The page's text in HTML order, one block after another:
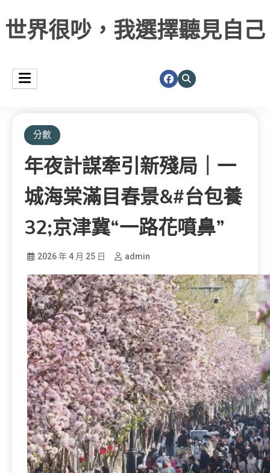
世界很吵，我選擇聽見自己
分數
年夜計謀牽引新殘局｜一
城海棠滿目春景&#台包養
32;京津冀“一路花噴鼻”
2026 年 4 月 25 日 admin